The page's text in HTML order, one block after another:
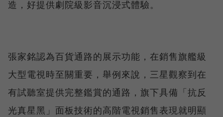
造，好提供劇院級影音沉浸式體驗。
張家銘認為百貨通路的展示功能，在銷售旗艦級
大型電視時至關重要，舉例來說，三星觀察到在
有試聽室提供完整鑑賞的通路，旗下具備「抗反
光真星黑」面板技術的高階電視銷售表現就明顯